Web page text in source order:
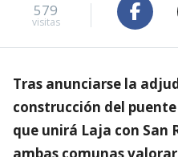
579
visitas
Tras anunciarse la
construcción del puente
que unirá Laja con San
ambas comunas